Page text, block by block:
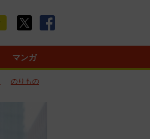
マンガ
のりもの